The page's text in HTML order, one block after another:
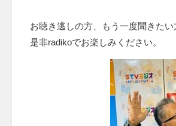
お聴き逃しの方、もう一度聞きたい
是非radikoでお楽しみください。